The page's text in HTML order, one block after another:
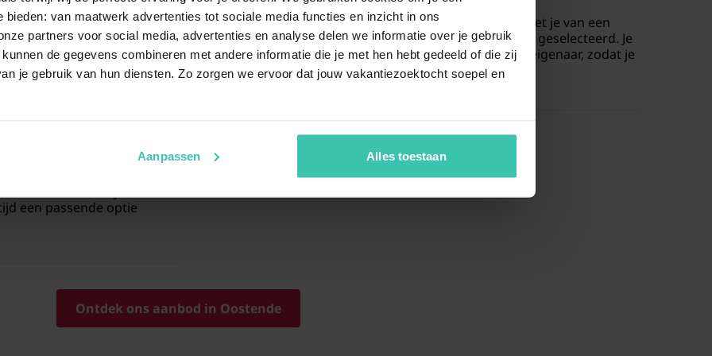
bieden: van maatwerk advertenties tot sociale media functies en inzicht in ons
partners voor social media, advertenties en analyse delen we informatie over je gebruik
de gegevens combineren met andere informatie die je met hen hebt gedeeld of die zij
je gebruik van hun diensten. Zo zorgen we ervoor dat jouw vakantiezoektocht soepel en
Aanpassen Alles toestaan
manier om samen met je
Veel vakantieverblijven in
kunt genieten vanlange
je eenvoudig een
een passende optie
Wanneer je kiest voor eenappartement in Oostende
, geniet je van een
verblijf dat door onze specialisten persoonlijk is bezocht en geselecteerd. Je
kunt rekenen opdeskundig adviesen korte lijnen met de eigenaar, zodat je
onbezorgd van je vakantie aan zee kunt genieten.
Ontdek ons aanbod in Oostende